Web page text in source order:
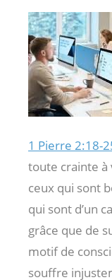
1 Pierre 2:18-
toute crainte à
ceux qui sont
qui sont d’un
grâce que de
motif de
souffre